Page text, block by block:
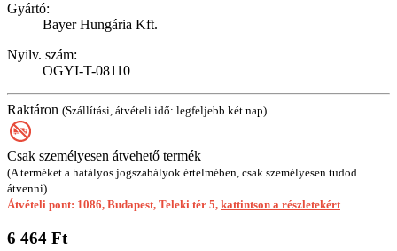
Gyártó:
Bayer Hungária Kft.
Nyilv. szám:
OGYI-T-08110
Raktáron (Szállítási, átvételi idő: legfeljebb két nap)
Csak személyesen átvehető termék
(A terméket a hatályos jogszabályok értelmében, csak személyesen tudod
átvenni)
Átvételi pont: 1086, Budapest, Teleki tér 5, kattintson a részletekért
6 464 Ft